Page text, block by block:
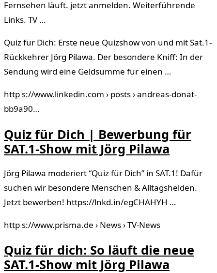
Fernsehen läuft. jetzt anmelden. Weiterführende
Links. TV …
Quiz für Dich: Erste neue Quizshow von und mit Sat.1-
Rückkehrer Jörg Pilawa. Der besondere Kniff: In der
Sendung wird eine Geldsumme für einen …
http s://www.linkedin.com › posts › andreas-donat-
bb9a90…
Quiz für Dich | Bewerbung für
SAT.1-Show mit Jörg Pilawa
Jörg Pilawa moderiert “Quiz für Dich” in SAT.1! Dafür
suchen wir besondere Menschen & Alltagshelden.
Jetzt bewerben! https://lnkd.in/egCHAHYH …
http s://www.prisma.de › News › TV-News
Quiz für dich: So läuft die neue
SAT.1-Show mit Jörg Pilawa